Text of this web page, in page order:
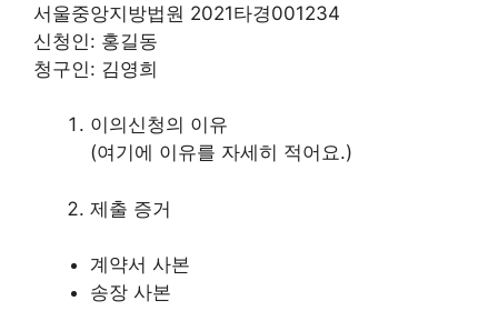
서울중앙지방법원 2021타경001234
신청인: 홍길동
청구인: 김영희
이의신청의 이유
(여기에 이유를 자세히 적어요.)
제출 증거
계약서 사본
송장 사본